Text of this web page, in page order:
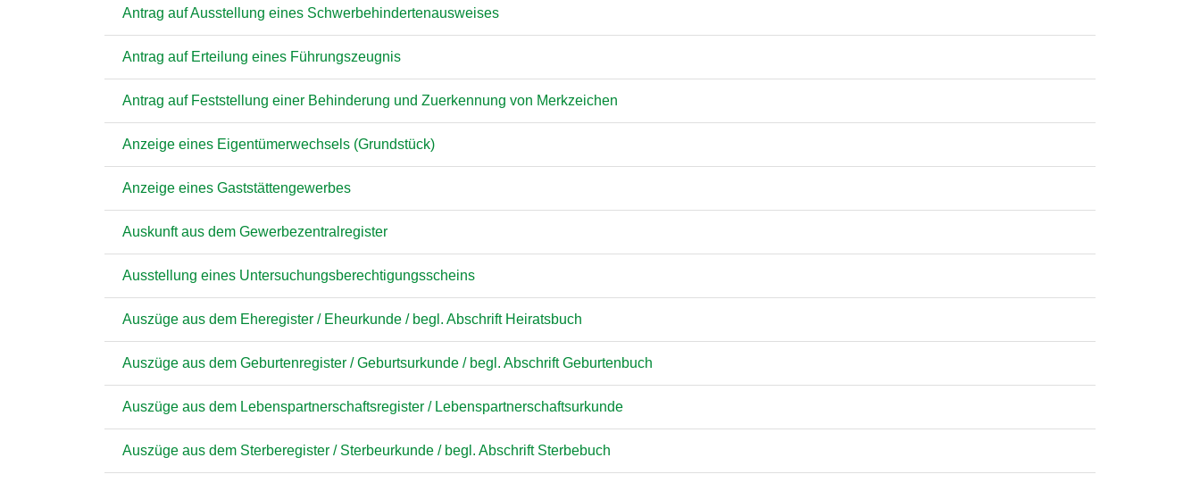
Antrag auf Ausstellung eines Schwerbehindertenausweises
Antrag auf Erteilung eines Führungszeugnis
Antrag auf Feststellung einer Behinderung und Zuerkennung von Merkzeichen
Anzeige eines Eigentümerwechsels (Grundstück)
Anzeige eines Gaststättengewerbes
Auskunft aus dem Gewerbezentralregister
Ausstellung eines Untersuchungsberechtigungsscheins
Auszüge aus dem Eheregister / Eheurkunde / begl. Abschrift Heiratsbuch
Auszüge aus dem Geburtenregister / Geburtsurkunde / begl. Abschrift Geburtenbuch
Auszüge aus dem Lebenspartnerschaftsregister / Lebenspartnerschaftsurkunde
Auszüge aus dem Sterberegister / Sterbeurkunde / begl. Abschrift Sterbebuch